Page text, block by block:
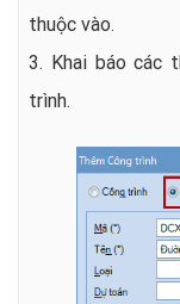
thuộc vào.
3. Khai báo các
trình.